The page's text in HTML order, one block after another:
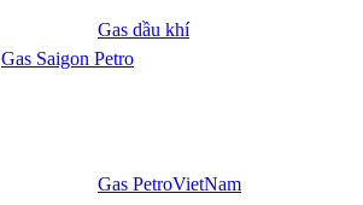
Gas dầu khí
Gas Saigon Petro
Gas PetroVietNam